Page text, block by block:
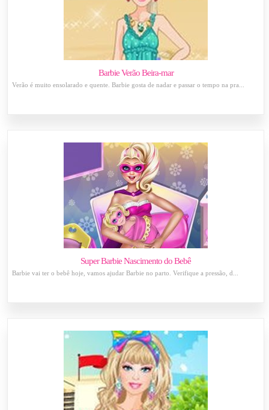
Barbie Verão Beira-mar
Verão é muito ensolarado e quente. Barbie gosta de nadar e passar o tempo na pra...
Super Barbie Nascimento do Bebê
Barbie vai ter o bebê hoje, vamos ajudar Barbie no parto. Verifique a pressão, d...